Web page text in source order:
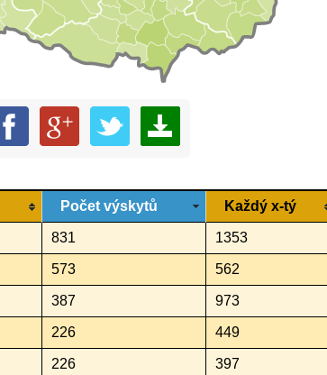
Počet výskytů Každý x-tý
831 1353
573 562
387 973
226 449
226 397